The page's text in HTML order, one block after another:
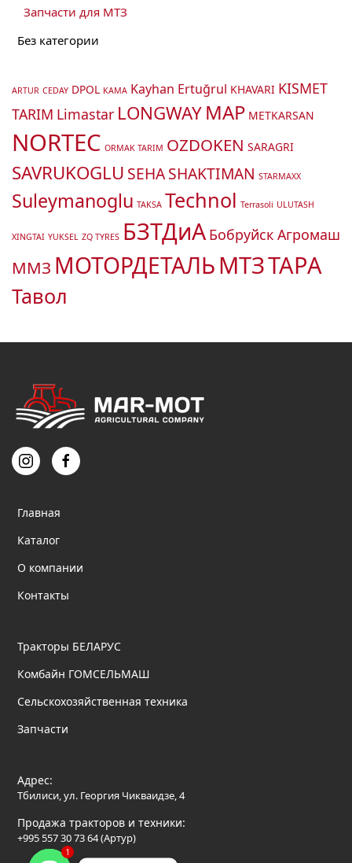
Запчасти для МТЗ
Без категории
ARTUR CEDAY DPOL KAMA Kayhan Ertuğrul KHAVARI KISMET
TARIM Limastar LONGWAYMAP METKARSAN
NORTEC ORMAK TARIM OZDOKEN SARAGRI
SAVRUKOGLU SEHASHAKTIMAN STARMAXX
Suleymanoglu TAKSA Technol Terrasoli ULUTASH
XINGTAI YUKSEL ZQ TYRES БЗТДиА Бобруйск Агромаш
ММЗ МОТОРДЕТАЛЬМТЗТАРА
Тавол
Главная
Каталог
О компании
Контакты
Тракторы БЕЛАРУС
Комбайн ГОМСЕЛЬМАШ
Сельскохозяйственная техника
Запчасти
Адрес:
Тбилиси, ул. Георгия Чикваидзе, 4
Продажа тракторов и техники:
+995 557 30 73 64 (Артур)
1